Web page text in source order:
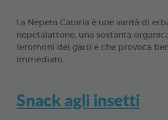
La Nepeta Cataria è une varità di
nepetalattone, una sostanta
feromoni dei gatti e che provoca
immediato.
Snack agli insetti